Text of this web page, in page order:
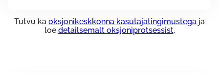
Tutvu ka oksjonikeskkonna kasutajatingimustega ja
loe detailsemalt oksjoniprotsessist.